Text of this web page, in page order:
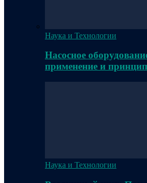
Наука и Технологии
Насосное
применение и
Наука и Технологии